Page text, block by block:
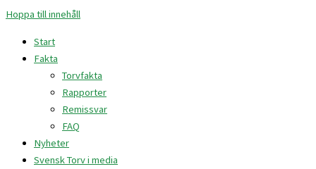
Hoppa till innehåll
Start
Fakta
Torvfakta
Rapporter
Remissvar
FAQ
Nyheter
Svensk Torv i media